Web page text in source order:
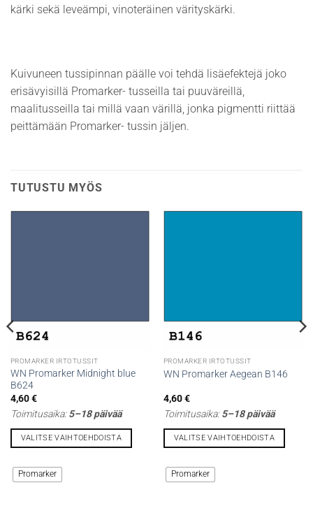
kärki sekä leveämpi, vinoteräinen värityskärki.
Kuivuneen tussipinnan päälle voi tehdä lisäefektejä joko
erisävyisillä Promarker- tusseilla tai puuväreillä,
maalitusseilla tai millä vaan värillä, jonka pigmentti riittää
peittämään Promarker- tussin jäljen.
TUTUSTU MYÖS
PROMARKER IRTOTUSSIT
WN Promarker Midnight blue
B624
4,60€
Toimitusaika:5–18 päivää
VALITSE VAIHTOEHDOISTA
tuotteella
on
Promarker
PROMARKER IRTOTUSSIT
WN Promarker Aegean B146
4,60€
Toimitusaika:5–18 päivää
VALITSE VAIHTOEHDOISTA
tuotteella
on
Promarker